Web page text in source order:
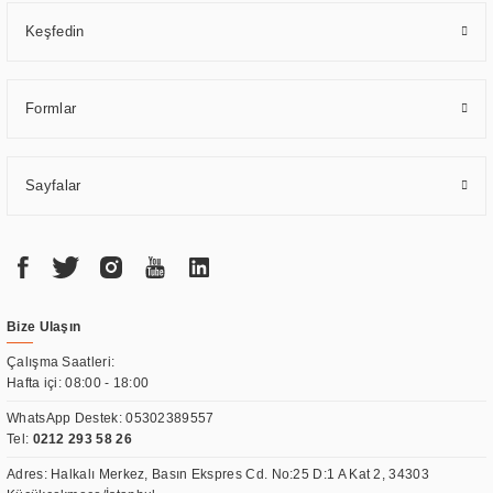
Keşfedin
Formlar
Sayfalar
Bize Ulaşın
Çalışma Saatleri:
Hafta içi: 08:00 - 18:00
WhatsApp Destek:05302389557
Tel: 0212 293 58 26
Adres: Halkalı Merkez, Basın Ekspres Cd. No:25 D:1 A Kat 2, 34303